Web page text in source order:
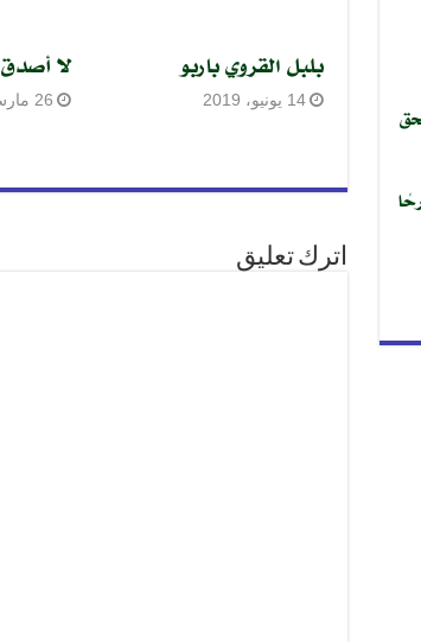
بلبل القروي باربو
14 يونيو، 2019
لا
26 مارس، 2019
اترك تعليق